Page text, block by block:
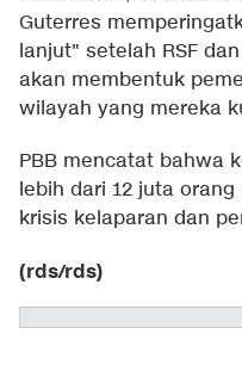
Guterres
lanjut" setelah RSF
akan membentuk
wilayah yang mereka
PBB mencatat bahwa
lebih dari 12 juta
krisis kelaparan dan
(rds/rds)